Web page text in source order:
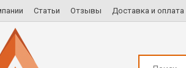
Статьи Отзывы Доставка и оплата